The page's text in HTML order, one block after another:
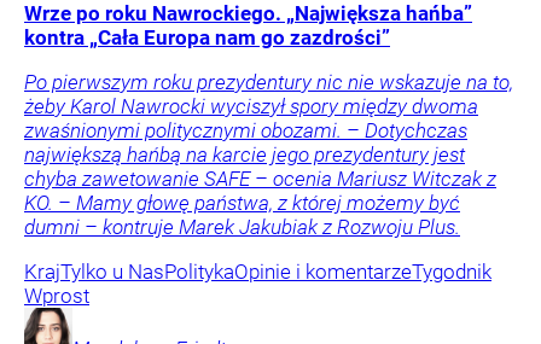
Wrze po roku Nawrockiego. „Największa hańba”
kontra „Cała Europa nam go zazdrości”
Po pierwszym roku prezydentury nic nie wskazuje na to,
żeby Karol Nawrocki wyciszył spory między dwoma
zwaśnionymi politycznymi obozami. – Dotychczas
największą hańbą na karcie jego prezydentury jest
chyba zawetowanie SAFE – ocenia Mariusz Witczak z
KO. – Mamy głowę państwa, z której możemy być
dumni – kontruje Marek Jakubiak z Rozwoju Plus.
KrajTylko u NasPolitykaOpinie i komentarzeTygodnik
Wprost